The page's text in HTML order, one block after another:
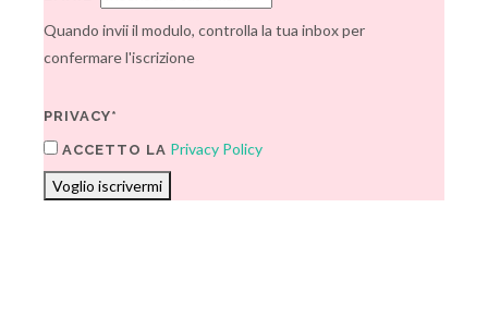
Quando invii il modulo, controlla la tua inbox per
confermare l'iscrizione
PRIVACY*
ACCETTO LA Privacy Policy
Voglio iscrivermi